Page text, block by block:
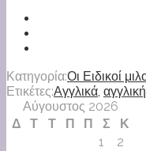
Κατηγορία:Οι Ειδικοί
Ετικέτες:Αγγλικά,
Αύγουστος 2026
Δ
Τ Τ Π Π Σ
Κ
1
2